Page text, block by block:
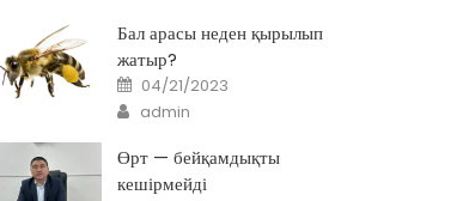
Бал арасы неден қырылып
жатыр?
Posted
on
04/21/2023
Author
admin
Өрт — бейқамдықты
кешірмейді